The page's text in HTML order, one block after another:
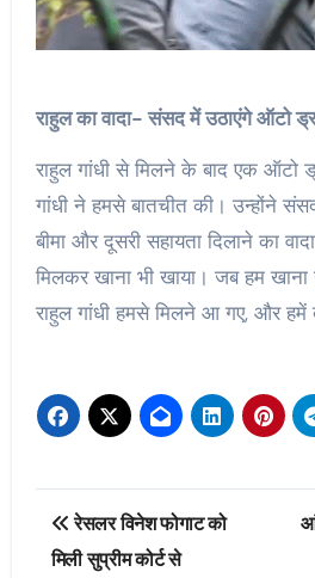
राहुल का वादा- संसद में उठाएंगे ऑटो
राहुल गांधी से मिलने के बाद एक ऑटो
गांधी ने हमसे बातचीत की। उन्होंने संसद
बीमा और दूसरी सहायता दिलाने का
मिलकर खाना भी खाया। जब हम
राहुल गांधी हमसे मिलने आ गए, और हमें
Post
navigation
रेसलर विनेश फोगाट को
मिली सुप्रीम कोर्ट से